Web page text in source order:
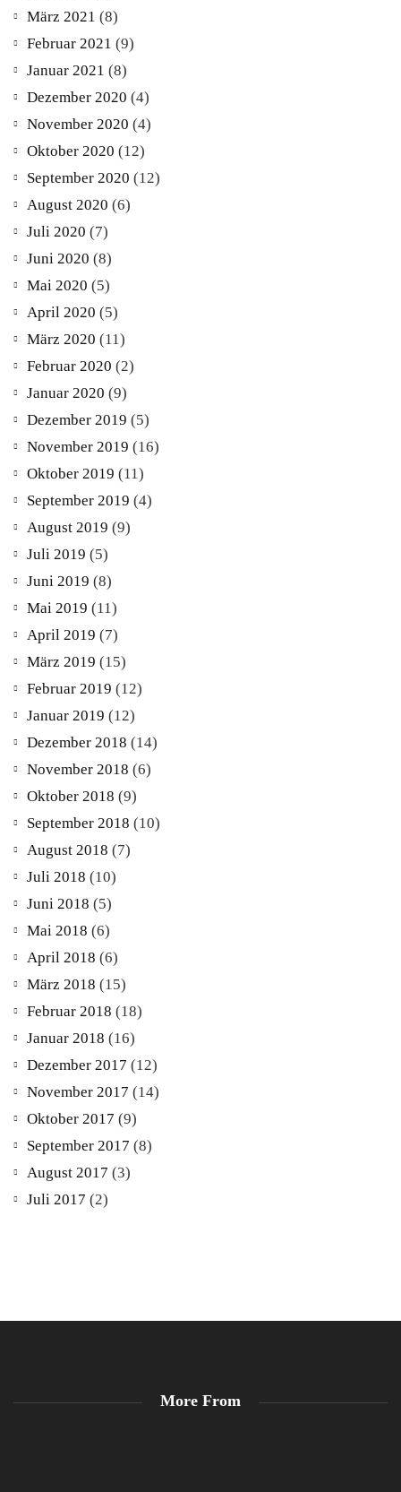
März 2021 (8)
Februar 2021 (9)
Januar 2021 (8)
Dezember 2020 (4)
November 2020 (4)
Oktober 2020 (12)
September 2020 (12)
August 2020 (6)
Juli 2020 (7)
Juni 2020 (8)
Mai 2020 (5)
April 2020 (5)
März 2020 (11)
Februar 2020 (2)
Januar 2020 (9)
Dezember 2019 (5)
November 2019 (16)
Oktober 2019 (11)
September 2019 (4)
August 2019 (9)
Juli 2019 (5)
Juni 2019 (8)
Mai 2019 (11)
April 2019 (7)
März 2019 (15)
Februar 2019 (12)
Januar 2019 (12)
Dezember 2018 (14)
November 2018 (6)
Oktober 2018 (9)
September 2018 (10)
August 2018 (7)
Juli 2018 (10)
Juni 2018 (5)
Mai 2018 (6)
April 2018 (6)
März 2018 (15)
Februar 2018 (18)
Januar 2018 (16)
Dezember 2017 (12)
November 2017 (14)
Oktober 2017 (9)
September 2017 (8)
August 2017 (3)
Juli 2017 (2)
More From